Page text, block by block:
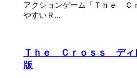
アクションゲーム「Ｔｈｅ Ｃ
やすいＲ...
Ｔｈｅ Ｃｒｏｓｓ ディ
版